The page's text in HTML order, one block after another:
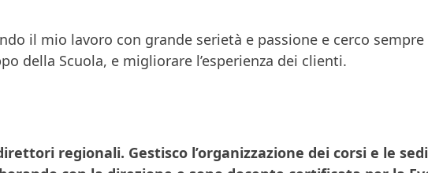
il mio lavoro con grande serietà e passione e cerco
della Scuola, e migliorare l’esperienza dei clienti.
regionali. Gestisco l’organizzazione dei corsi e le